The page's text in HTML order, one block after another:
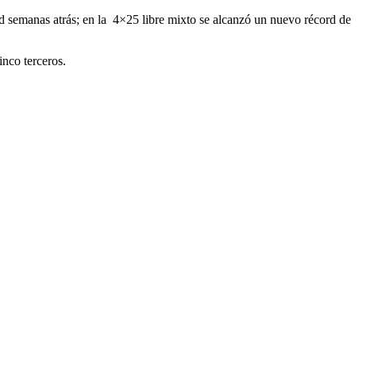
atrás; en la 4×25 libre mixto se alcanzó un nuevo récord de
terceros.